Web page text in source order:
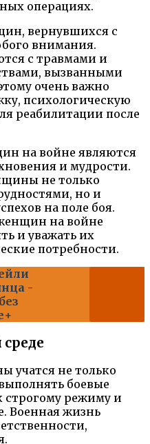
операциях.
вернувшихся с
внимания.
с травмами и
вызванными
очень важно
психологическую
реабилитации после
на войне являются
и мудрости.
не только
но и
на поле боя.
на войне
и уважать их
потребности.
-
учатся не только
боевые
строгому режиму и
Военная жизнь